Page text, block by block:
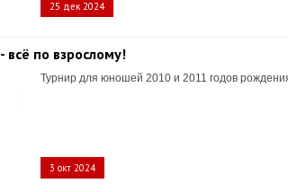
25 дек 2024
по взрослому!
Турнир для юношей 2010 и 2011 годов
3 окт 2024